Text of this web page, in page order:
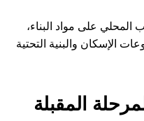
المحلي على مواد البناء،
الإسكان والبنية التحتية
المقبلة